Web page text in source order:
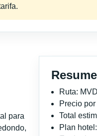
para
Ruta:
Precio
Total
Plan